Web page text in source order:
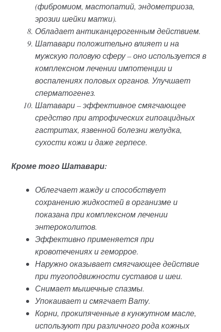
(фибромиом, мастопатий, эндометриоза,
эрозии шейки матки).
Обладает антиканцерогенным действием.
Шатавари положительно влияет и на
мужскую половую сферу – оно используется в
комплексном лечении импотенции и
воспалениях половых органов. Улучшает
сперматогенез.
Шатавари – эффективное смягчающее
средство при атрофических гипоацидных
гастритах, язвенной болезни желудка,
сухости кожи и даже герпесе.
Кроме того Шатавари:
Облегчает жажду и способствует
сохранению жидкостей в организме и
показана при комплексном лечении
энтероколитов.
Эффективно применяется при
кровотечениях и геморрое.
Наружно оказывает смягчающее действие
при тугоподвижности суставов и шеи.
Снимает мышечные спазмы.
Упокаивает и смягчает Вату.
Корни, прокипяченные в кунжутном масле,
используют при различного рода кожных